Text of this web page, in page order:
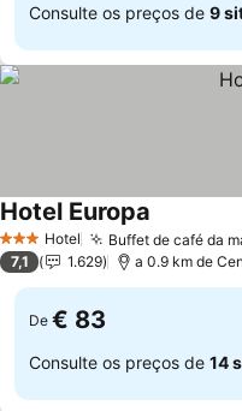
Consulte os preços de 9
3 EstrelasHotel Buffet de café da
Hotel Europa
7,1 1.629 a 0.9 km de
De € 83
Consulte os preços de 14